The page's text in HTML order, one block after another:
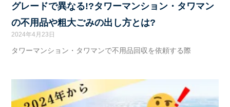
グレードで異なる!?タワーマンション・タワマン
の不用品や粗大ごみの出し方とは?
2024年4月23日
タワーマンション・タワマンで不用品回収を依頼する際